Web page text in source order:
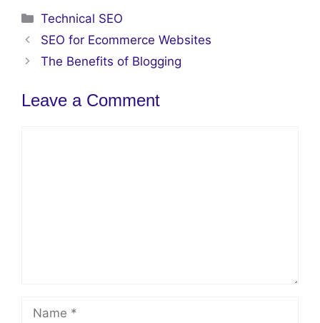
Categories
Technical SEO
SEO for Ecommerce Websites
The Benefits of Blogging
Leave a Comment